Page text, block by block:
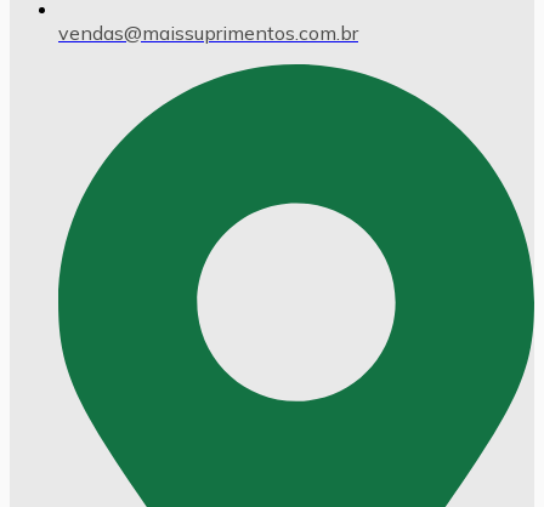
vendas@maissuprimentos.com.br